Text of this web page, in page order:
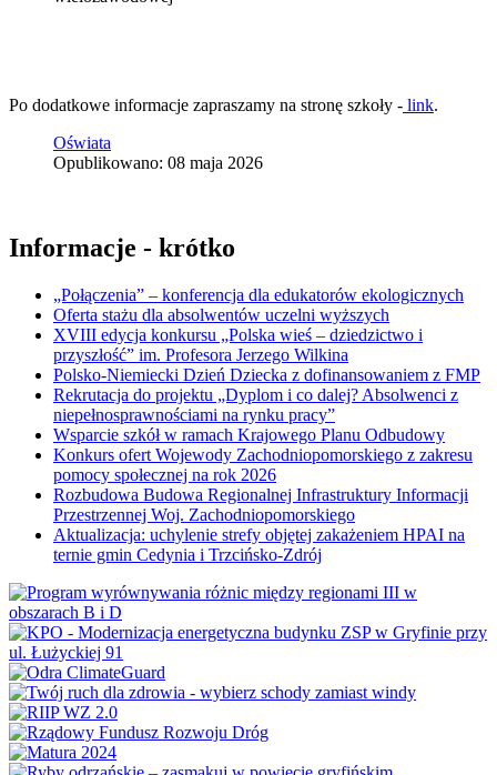
Po dodatkowe informacje zapraszamy na stronę szkoły - link.
Oświata
Opublikowano: 08 maja 2026
Informacje - krótko
„Połączenia” – konferencja dla edukatorów ekologicznych
Oferta stażu dla absolwentów uczelni wyższych
XVIII edycja konkursu „Polska wieś – dziedzictwo i
przyszłość” im. Profesora Jerzego Wilkina
Polsko-Niemiecki Dzień Dziecka z dofinansowaniem z FMP
Rekrutacja do projektu „Dyplom i co dalej? Absolwenci z
niepełnosprawnościami na rynku pracy”
Wsparcie szkół w ramach Krajowego Planu Odbudowy
Konkurs ofert Wojewody Zachodniopomorskiego z zakresu
pomocy społecznej na rok 2026
Rozbudowa Budowa Regionalnej Infrastruktury Informacji
Przestrzennej Woj. Zachodniopomorskiego
Aktualizacja: uchylenie strefy objętej zakażeniem HPAI na
ternie gmin Cedynia i Trzcińsko-Zdrój